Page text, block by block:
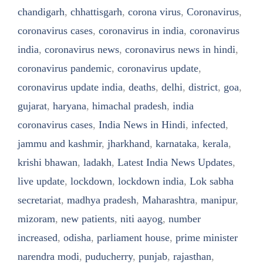
chandigarh, chhattisgarh, corona virus, Coronavirus,
coronavirus cases, coronavirus in india, coronavirus
india, coronavirus news, coronavirus news in hindi,
coronavirus pandemic, coronavirus update,
coronavirus update india, deaths, delhi, district, goa,
gujarat, haryana, himachal pradesh, india
coronavirus cases, India News in Hindi, infected,
jammu and kashmir, jharkhand, karnataka, kerala,
krishi bhawan, ladakh, Latest India News Updates,
live update, lockdown, lockdown india, Lok sabha
secretariat, madhya pradesh, Maharashtra, manipur,
mizoram, new patients, niti aayog, number
increased, odisha, parliament house, prime minister
narendra modi, puducherry, punjab, rajasthan,